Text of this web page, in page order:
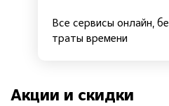
Все сервисы онлайн,
траты времени
Акции и скидки